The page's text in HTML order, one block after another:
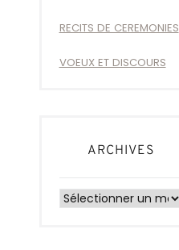
RECITS DE CEREMONIES
VOEUX ET DISCOURS
ARCHIVES
Archives